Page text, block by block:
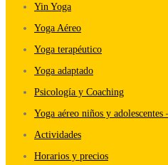
Yin Yoga
Yoga Aéreo
Yoga terapéutico
Yoga adaptado
Psicología y Coaching
Yoga aéreo niños y
Actividades
Horarios y precios